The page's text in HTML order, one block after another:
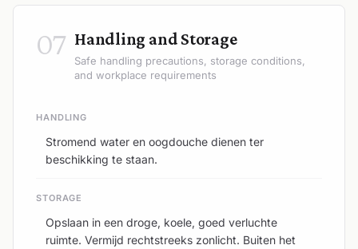
07 Handling and Storage
Safe handling precautions, storage conditions,
and workplace requirements
HANDLING
Stromend water en oogdouche dienen ter
beschikking te staan.
STORAGE
Opslaan in een droge, koele, goed verluchte
ruimte. Vermijd rechtstreeks zonlicht. Buiten het